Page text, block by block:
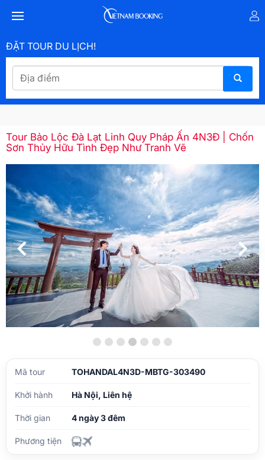
ĐẶT TOUR DU LỊCH!
Tour Bảo Lộc Đà Lạt Linh Quy Pháp Ấn 4N3Đ | Chốn
Sơn Thủy Hữu Tình Đẹp Như Tranh Vẽ
Mã tour TOHANDAL4N3D-MBTG-303490
Khởi hành Hà Nội, Liên hệ
Thời gian 4 ngày 3 đêm
Phương tiện